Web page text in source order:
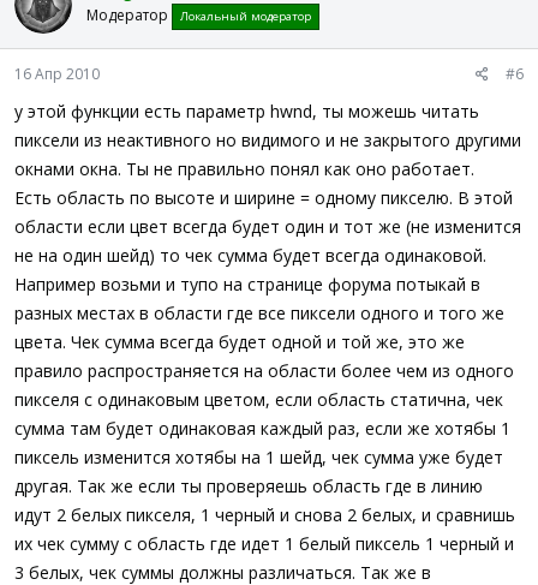
Модератор Локальный модератор
16 Апр 2010 #6
у этой функции есть параметр hwnd, ты можешь читать
пиксели из неактивного но видимого и не закрытого другими
окнами окна. Ты не правильно понял как оно работает.
Есть область по высоте и ширине = одному пикселю. В этой
области если цвет всегда будет один и тот же (не изменится
не на один шейд) то чек сумма будет всегда одинаковой.
Например возьми и тупо на странице форума потыкай в
разных местах в области где все пиксели одного и того же
цвета. Чек сумма всегда будет одной и той же, это же
правило распространяется на области более чем из одного
пикселя с одинаковым цветом, если область статична, чек
сумма там будет одинаковая каждый раз, если же хотябы 1
пиксель изменится хотябы на 1 шейд, чек сумма уже будет
другая. Так же если ты проверяешь область где в линию
идут 2 белых пикселя, 1 черный и снова 2 белых, и сравнишь
их чек сумму с область где идет 1 белый пиксель 1 черный и
3 белых, чек суммы должны различаться. Так же в